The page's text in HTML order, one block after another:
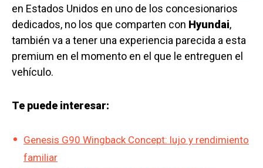
en Estados Unidos en uno de los concesionarios
dedicados, no los que comparten con Hyundai,
también va a tener una experiencia parecida a esta
premium en el momento en el que le entreguen el
vehículo.
Te puede interesar:
Genesis G90 Wingback Concept: lujo y rendimiento
familiar